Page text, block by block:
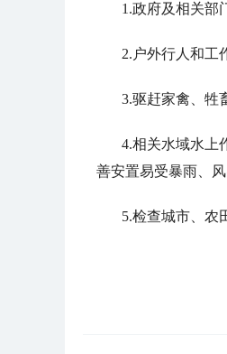
1.政府及相关部
2.户外行人和工
3.驱赶家禽、牲
4.相关水域水上
善安置易受暴雨、
5.检查城市、农